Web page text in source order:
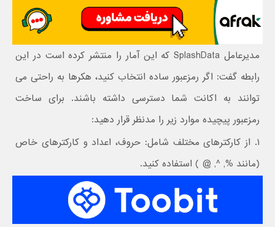
مدیرعامل SplashData که این آمار را منتشر کرده است در این
رابطه گفت: اگر رمزعبور ساده انتخاب کنید، هکرها به راحتی می
توانند به اکانت شما دسترسی داشته باشند. برای ساخت
رمزعبور پیچیده موارد زیر را مدنظر قرار دهید:
۱. از کارکترهای مختلف شامل: حروف، اعداد و کارکترهای خاص
(مانند %, ^, @ ) استفاده کنید.